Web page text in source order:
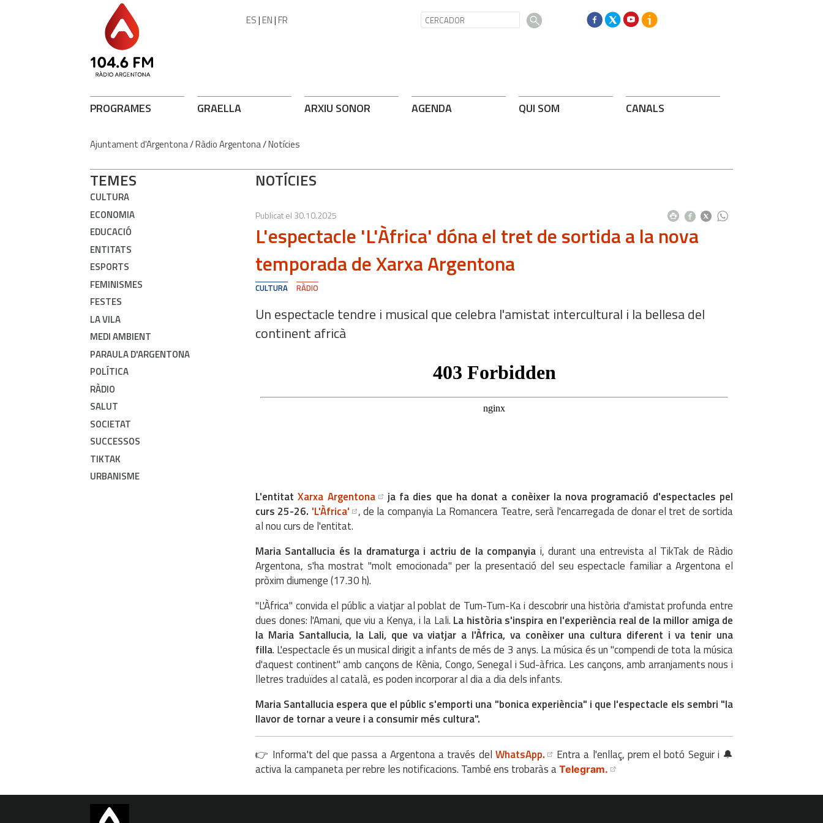
ES|EN|FR
PROGRAMES GRAELLA ARXIU SONOR AGENDA QUI SOM CANALS
Ajuntament d'Argentona/Ràdio Argentona/Notícies
TEMES
CULTURA
ECONOMIA
EDUCACIÓ
ENTITATS
ESPORTS
FEMINISMES
FESTES
LA VILA
MEDI AMBIENT
PARAULA D'ARGENTONA
POLÍTICA
RÀDIO
SALUT
SOCIETAT
SUCCESSOS
TIKTAK
URBANISME
NOTÍCIES
Publicat el 30.10.2025
L'espectacle 'L'Àfrica' dóna el tret de sortida a la nova
temporada de Xarxa Argentona
CULTURA RÀDIO
Un espectacle tendre i musical que celebra l'amistat intercultural i la bellesa del
continent africà
L'entitatXarxa Argentona
ja fa dies que ha donat a conèixer la nova programació d'espectacles pel
curs 25-26. 'L'Àfrica' , de la companyia La Romancera Teatre, serà l'encarregada de donar el tret de sortida
al nou curs de l'entitat.
Maria Santallucia és la dramaturga i actriu de la companyia i, durant una entrevista al TikTak de Ràdio
Argentona, s'ha mostrat "molt emocionada" per la presentació del seu espectacle familiar a Argentona el
pròxim diumenge (17.30 h).
"L'Àfrica" convida el públic a viatjar al poblat de Tum-Tum-Ka i descobrir una història d'amistat profunda entre
dues dones: l'Amani, que viu a Kenya, i la Lali. La història s'inspira en l'experiència real de la millor amiga de
la Maria Santallucia, la Lali, que va viatjar a l'Àfrica, va conèixer una cultura diferent i va tenir una
filla. L'espectacle és un musical dirigit a infants de més de 3 anys. La música és un "compendi de tota la música
d'aquest continent" amb cançons de Kènia, Congo, Senegal i Sud-àfrica. Les cançons, amb arranjaments nous i
lletres traduïdes al català, es poden incorporar al dia a dia dels infants.
Maria Santallucia espera que el públic s'emporti una "bonica experiència" i que l'espectacle els sembri "la
llavor de tornar a veure i a consumir més cultura".
👉 Informa't del que passa a Argentona a través del WhatsApp.
Entra a l'enllaç, prem el botó Seguir i 🔔
activa la campaneta per rebre les notificacions. També ens trobaràs a Telegram.